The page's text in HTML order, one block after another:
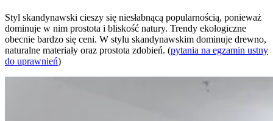
Styl skandynawski cieszy się niesłabnącą popularnością, ponieważ
dominuje w nim prostota i bliskość natury. Trendy ekologiczne
obecnie bardzo się ceni. W stylu skandynawskim dominuje drewno,
naturalne materiały oraz prostota zdobień. (pytania na egzamin ustny
do uprawnień)